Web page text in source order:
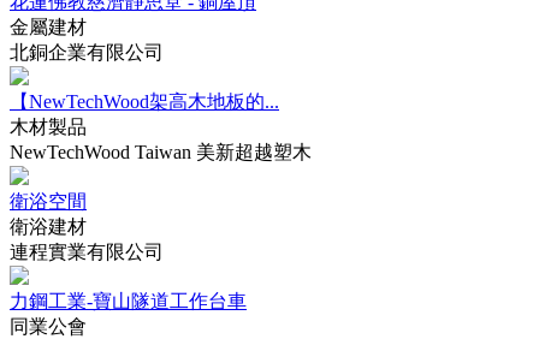
金屬建材
北銅企業有限公司
【NewTechWood架高木地板的...
木材製品
NewTechWood Taiwan 美新超越塑木
衛浴空間
衛浴建材
連程實業有限公司
力鋼工業-寶山隧道工作台車
同業公會